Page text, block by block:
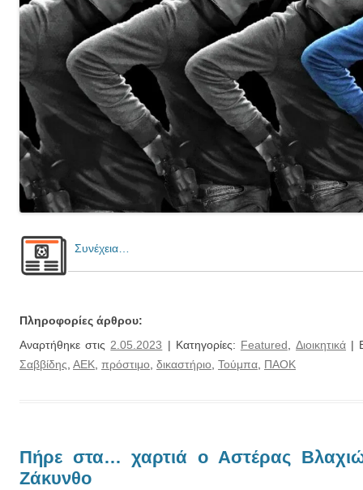
Συνέχεια…
Πληροφορίες άρθρου:
Αναρτήθηκε στις2.05.2023 | Κατηγορίες: Featured,Διοικητικά |
Σαββίδης, ΑΕΚ, πρόστιμο, δικαστήριο, Τούμπα, ΠΑΟΚ
Πήρε στα… χαρτιά ο Αστέρας
Ζάκυνθο